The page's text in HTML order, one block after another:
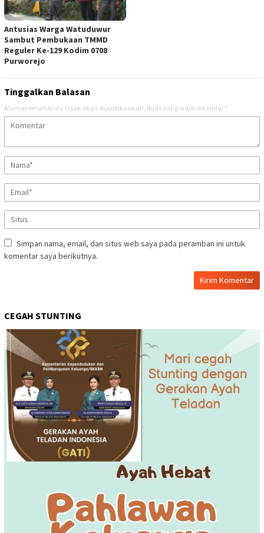
Antusias Warga Watuduwur
Sambut Pembukaan TMMD
Reguler Ke-129 Kodim 0708
Purworejo
Tinggalkan Balasan
Alamat email Anda tidak akan dipublikasikan. Ruas yang wajib ditandai *
Simpan nama, email, dan situs web saya pada peramban ini untuk
komentar saya berikutnya.
CEGAH STUNTING